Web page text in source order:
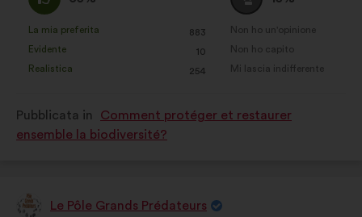
d'accordo
:
qualificata
come:
La mia preferita
: 883
volte
Evidente
: 10
volte
Realistica
: 254
volte
neutrale
:
qualificata
Non ho un'opinione
:volte
Non ho capito
:volte
Mi lascia indifferente
:volte
Pubblicata in
Comment protéger et restaurer
ensemble la biodiversité?
PropostaLe Pôle Grands Prédateurs